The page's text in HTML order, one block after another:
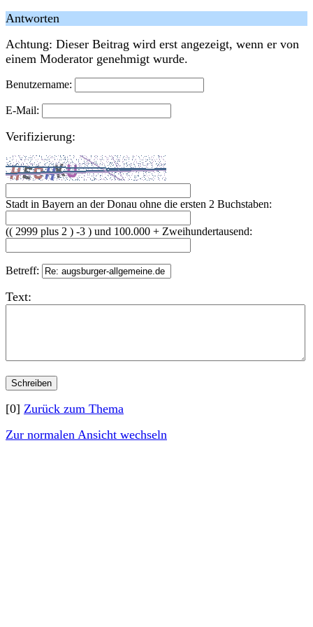
Antworten
Achtung: Dieser Beitrag wird erst angezeigt, wenn er von
einem Moderator genehmigt wurde.
Benutzername:
E-Mail:
Verifizierung:
Stadt in Bayern an der Donau ohne die ersten 2 Buchstaben:
(( 2999 plus 2 ) -3 ) und 100.000 + Zweihundertausend:
Betreff:
Text:
[0] Zurück zum Thema
Zur normalen Ansicht wechseln